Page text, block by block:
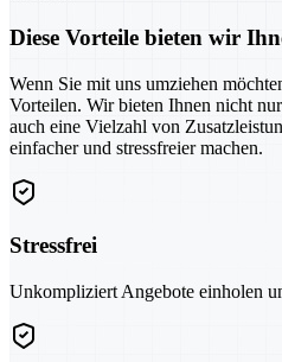
Diese Vorteile bieten wir
Wenn Sie mit uns umziehen
Vorteilen. Wir bieten Ihnen nicht
auch eine Vielzahl von
einfacher und stressfreier machen.
Stressfrei
Unkompliziert Angebote einholen